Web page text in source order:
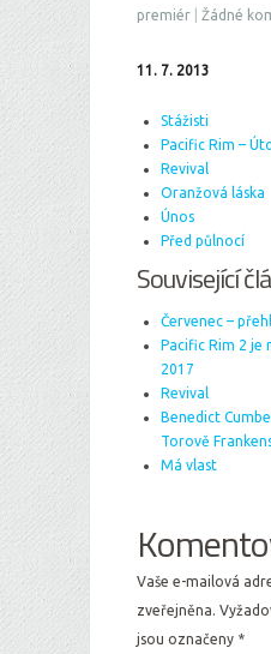
premiér
Žádné
11. 7. 2013
Stážisti
Pacific Rim –
Revival
Oranžová láska
Únos
Před půlnocí
Související
Červenec –
Pacific Rim 2 je
2017
Revival
Benedict
Torově
Má vlast
Vaše e-mailová
zveřejněna.
jsou označeny *